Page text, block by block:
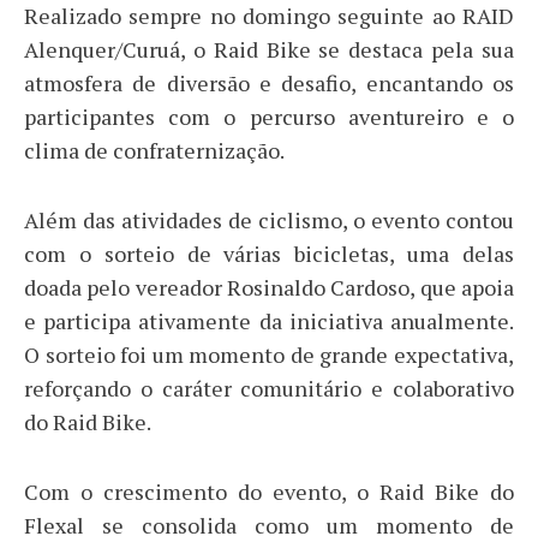
Realizado sempre no domingo seguinte ao RAID
Alenquer/Curuá, o Raid Bike se destaca pela sua
atmosfera de diversão e desafio, encantando os
participantes com o percurso aventureiro e o
clima de confraternização.
Além das atividades de ciclismo, o evento contou
com o sorteio de várias bicicletas, uma delas
doada pelo vereador Rosinaldo Cardoso, que apoia
e participa ativamente da iniciativa anualmente.
O sorteio foi um momento de grande expectativa,
reforçando o caráter comunitário e colaborativo
do Raid Bike.
Com o crescimento do evento, o Raid Bike do
Flexal se consolida como um momento de